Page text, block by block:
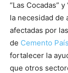
“Las Cocadas”
la necesidad de
afectadas por
de Cemento País
fortalecer la
que otros